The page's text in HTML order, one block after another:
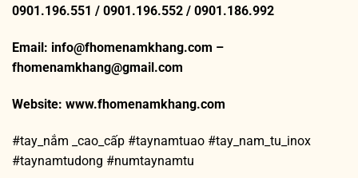
0901.196.551 / 0901.196.552 / 0901.186.992
Email: info@fhomenamkhang.com –
fhomenamkhang@gmail.com
Website: www.fhomenamkhang.com
#tay_nắm _cao_cấp #taynamtuao #tay_nam_tu_inox
#taynamtudong #numtaynamtu